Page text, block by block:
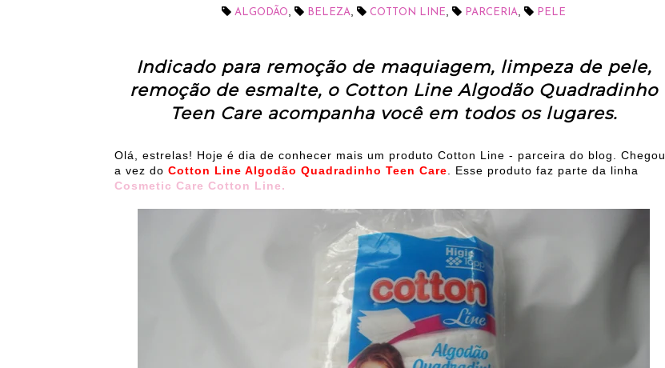
ALGODÃO BELEZA COTTON LINE PARCERIA PELE
Indicado para remoção de maquiagem, limpeza de pele,
remoção de esmalte, o Cotton Line Algodão Quadradinho
Teen Care acompanha você em todos os lugares.
Olá, estrelas! Hoje é dia de conhecer mais um produto Cotton Line - parceira do blog. Chegou
a vez do Cotton Line Algodão Quadradinho Teen Care . Esse produto faz parte da linha
Cosmetic Care Cotton Line.